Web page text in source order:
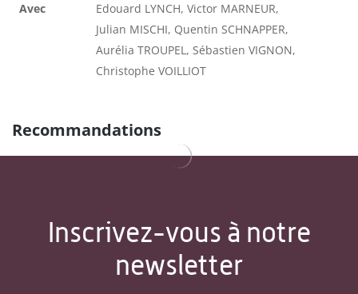
Avec
Edouard LYNCH, Victor MARNEUR,
Julian MISCHI, Quentin SCHNAPPER,
Aurélia TROUPEL, Sébastien VIGNON,
Christophe VOILLIOT
Recommandations
Inscrivez-vous à notre
newsletter